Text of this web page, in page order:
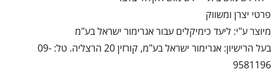
פרטי יצרן ומשווק
מיוצר ע"י: ליעד כימיקלים עבור אגרימור ישראל בע"מ
בעל הרישיון: אגרימור ישראל בע"מ, קורזין 20 הרצליה. טל: 09-
9581196